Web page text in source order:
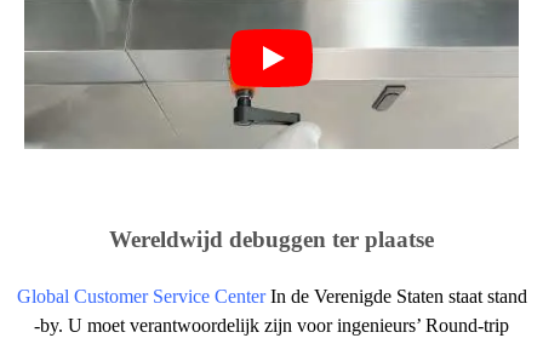
Wereldwijd debuggen ter plaatse
Global Customer Service CenterIn de Verenigde Staten staat stand
-by. U moet verantwoordelijk zijn voor ingenieurs’ Round-trip